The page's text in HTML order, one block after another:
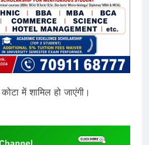
में शामिल हो जाएंगी।